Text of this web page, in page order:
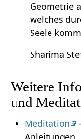
Geometrie
welches
Seele
Sharima
Weitere
und
Meditation
Anleitungen